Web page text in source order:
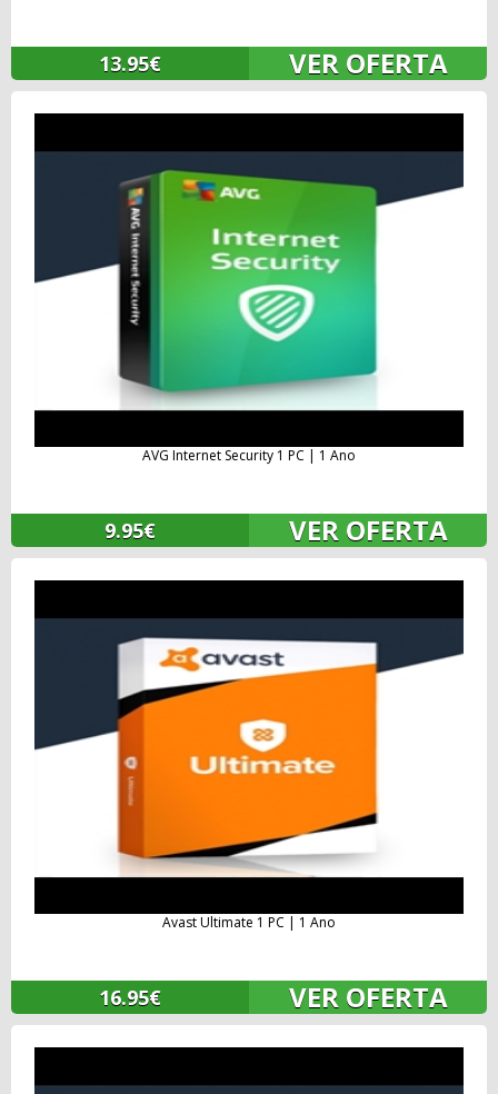
13.95€ VER OFERTA
AVG Internet Security 1 PC | 1 Ano
9.95€ VER OFERTA
Avast Ultimate 1 PC | 1 Ano
16.95€ VER OFERTA